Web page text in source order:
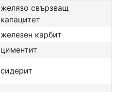
желязо свързващ
капацитет
железен карбит
циментит
сидерит